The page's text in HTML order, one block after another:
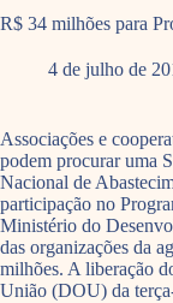
R$ 34 milhões para
4 de julho de
Associações e
podem procurar uma
Nacional de
participação no
Ministério do
das organizações da
milhões. A liberação
União (DOU) da